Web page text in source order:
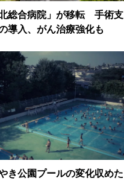
総合病院」が移転 手術支
導入、がん治療強化も
き公園プールの変化収めた